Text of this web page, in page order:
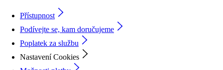
Přístupnost
Podívejte se, kam doručujeme
Poplatek za službu
Nastavení Cookies